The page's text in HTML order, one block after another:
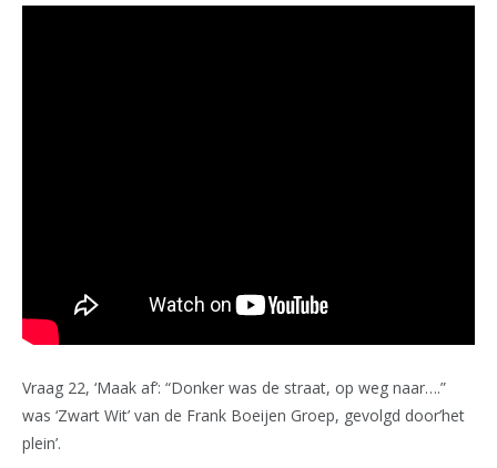
Vraag 22, ‘Maak af’: “Donker was de straat, op weg naar….”
was ‘Zwart Wit’ van de Frank Boeijen Groep, gevolgd door’het
plein’.